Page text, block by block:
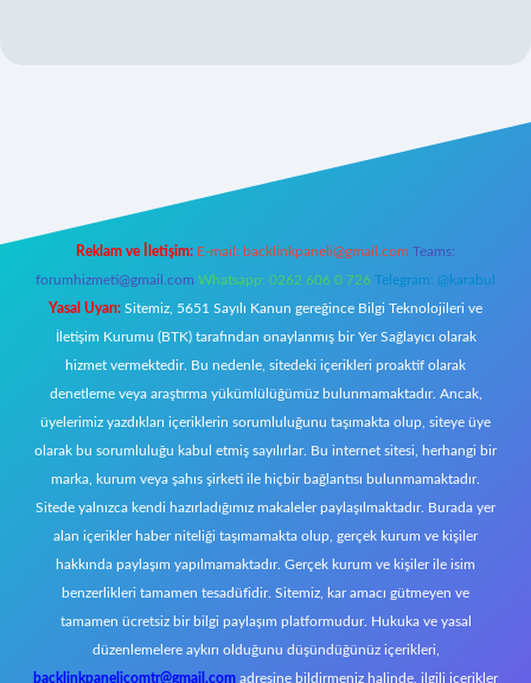
Reklam ve İletişim: E-mail: backlinkpaneli@gmail.com Teams:
forumhizmeti@gmail.com Whatsapp: 0262 606 0 726 Telegram: @karabul
Yasal Uyarı: Sitemiz, 5651 Sayılı Kanun gereğince Bilgi Teknolojileri ve
İletişim Kurumu (BTK) tarafından onaylanmış bir Yer Sağlayıcı olarak
hizmet vermektedir. Bu nedenle, sitedeki içerikleri proaktif olarak
denetleme veya araştırma yükümlülüğümüz bulunmamaktadır. Ancak,
üyelerimiz yazdıkları içeriklerin sorumluluğunu taşımakta olup, siteye üye
olarak bu sorumluluğu kabul etmiş sayılırlar. Bu internet sitesi, herhangi bir
marka, kurum veya şahıs şirketi ile hiçbir bağlantısı bulunmamaktadır.
Sitede yalnızca kendi hazırladığımız makaleler paylaşılmaktadır. Burada yer
alan içerikler haber niteliği taşımamakta olup, gerçek kurum ve kişiler
hakkında paylaşım yapılmamaktadır. Gerçek kurum ve kişiler ile isim
benzerlikleri tamamen tesadüfidir. Sitemiz, kar amacı gütmeyen ve
tamamen ücretsiz bir bilgi paylaşım platformudur. Hukuka ve yasal
düzenlemelere aykırı olduğunu düşündüğünüz içerikleri,
backlinkpanelicomtr@gmail.com adresine bildirmeniz halinde, ilgili içerikler